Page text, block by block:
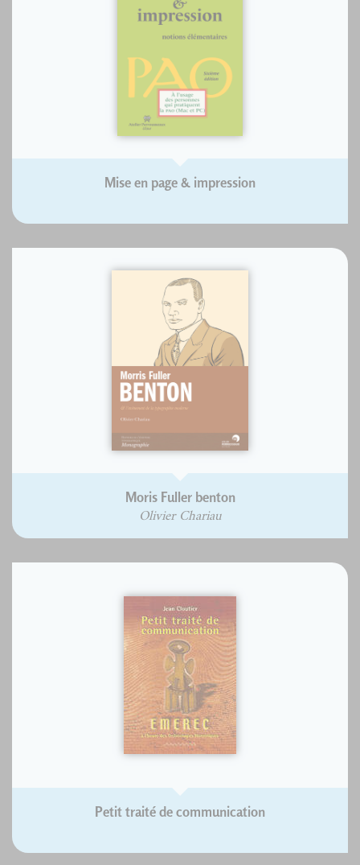
Mise en page & impression
Moris Fuller benton
Olivier Chariau
Petit traité de communication